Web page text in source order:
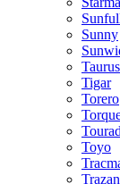
Sunny
Taurus
Tigar
Torero
Toyo